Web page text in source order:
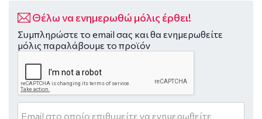
Θέλω να ενημερωθώ μόλις έρθει!
Συμπληρώστε το email σας και θα ενημερωθείτε
μόλις παραλάβουμε το προϊόν